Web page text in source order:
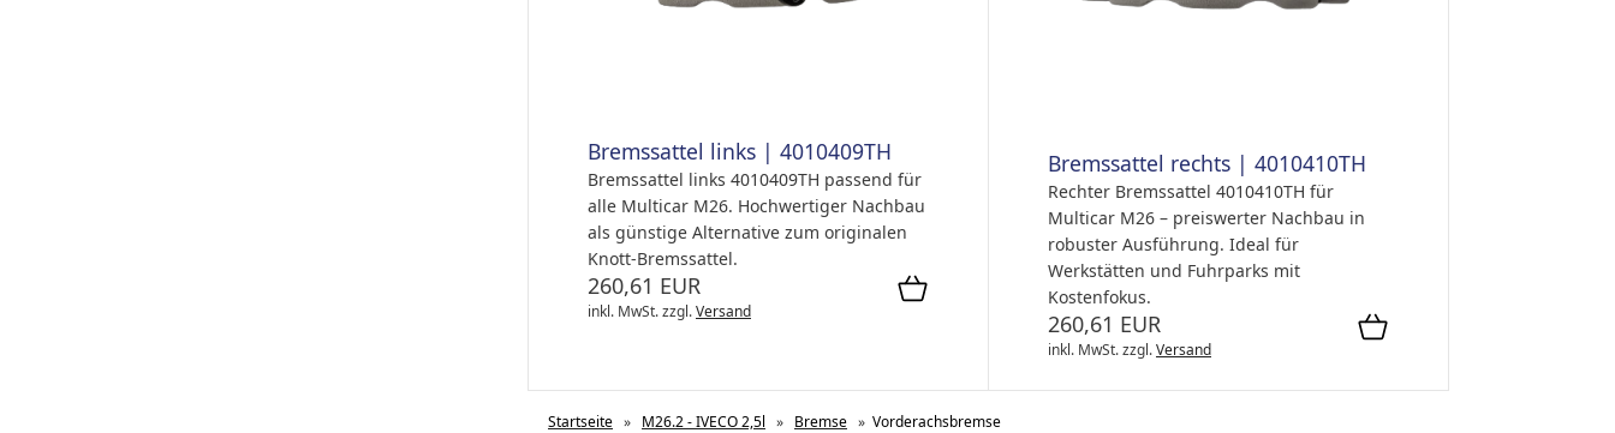
Bremssattel links | 4010409TH
Bremssattel links 4010409TH passend für
alle Multicar M26. Hochwertiger Nachbau
als günstige Alternative zum originalen
Knott-Bremssattel.
260,61 EUR
inkl. MwSt.zzgl.Versand
Bremssattel rechts | 4010410TH
Rechter Bremssattel 4010410TH für
Multicar M26 – preiswerter Nachbau in
robuster Ausführung. Ideal für
Werkstätten und Fuhrparks mit
Kostenfokus.
260,61 EUR
inkl. MwSt.zzgl.Versand
Startseite » M26.2 - IVECO 2,5l » Bremse » Vorderachsbremse